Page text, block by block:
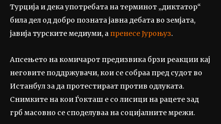
Турција и дека употребата на терминот „диктатор“
била дел од добро позната јавна дебата во земјата,
јавија турските медиуми, а пренесе Јуроњуз.
Апсењето на комичарот предизвика брзи реакции кај
неговите поддржувачи, кои се собраа пред судот во
Истанбул за да протестираат против одлуката.
Снимките на кои Ѓокташ е со лисици на рацете зад
грб масовно се споделуваа на социјалните мрежи.